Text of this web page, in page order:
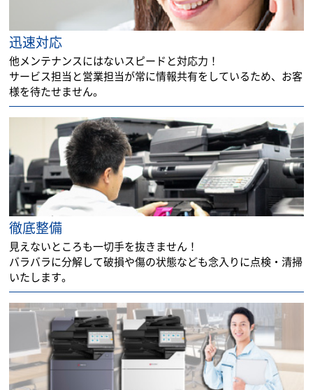
迅速対応
他メンテナンスにはないスピードと対応力！
サービス担当と営業担当が常に情報共有をしているため、お客
様を待たせません。
徹底整備
見えないところも一切手を抜きません！
バラバラに分解して破損や傷の状態なども念入りに点検・清掃
いたします。